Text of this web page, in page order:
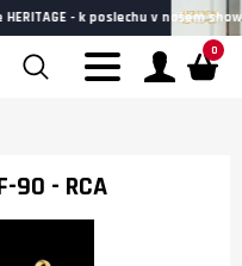
v našem showroomu
0
90 - RCA